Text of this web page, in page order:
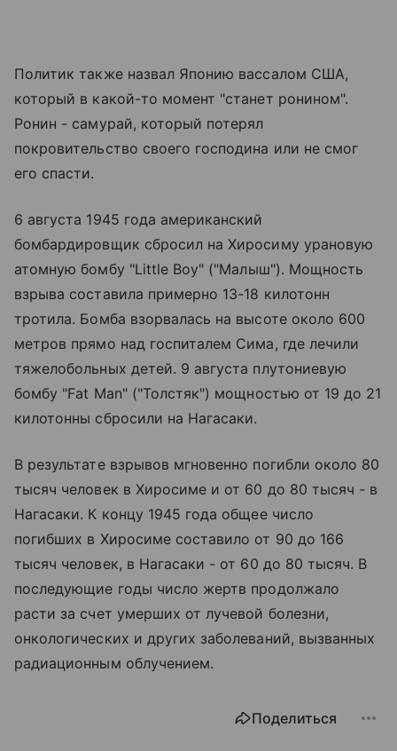
Политик также назвал Японию вассалом США,
который в какой-то момент "станет ронином".
Ронин - самурай, который потерял
покровительство своего господина или не смог
его спасти.
6 августа 1945 года американский
бомбардировщик сбросил на Хиросиму урановую
атомную бомбу "Little Boy" ("Малыш"). Мощность
взрыва составила примерно 13-18 килотонн
тротила. Бомба взорвалась на высоте около 600
метров прямо над госпиталем Сима, где лечили
тяжелобольных детей. 9 августа плутониевую
бомбу "Fat Man" ("Толстяк") мощностью от 19 до 21
килотонны сбросили на Нагасаки.
В результате взрывов мгновенно погибли около 80
тысяч человек в Хиросиме и от 60 до 80 тысяч - в
Нагасаки. К концу 1945 года общее число
погибших в Хиросиме составило от 90 до 166
тысяч человек, в Нагасаки - от 60 до 80 тысяч. В
последующие годы число жертв продолжало
расти за счет умерших от лучевой болезни,
онкологических и других заболеваний, вызванных
радиационным облучением.
Поделиться